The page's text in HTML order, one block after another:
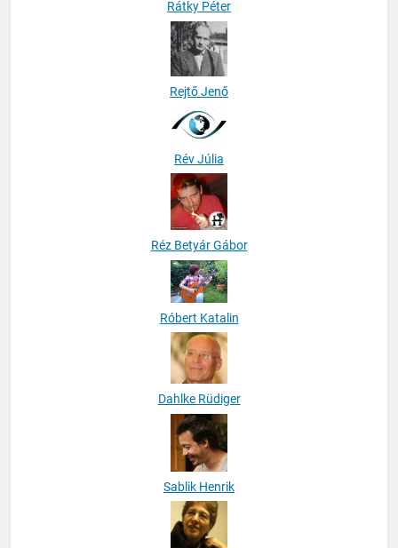
Rátky Péter
Rév Júlia
Réz Betyár Gábor
Róbert Katalin
Dahlke Rüdiger
Sablik Henrik